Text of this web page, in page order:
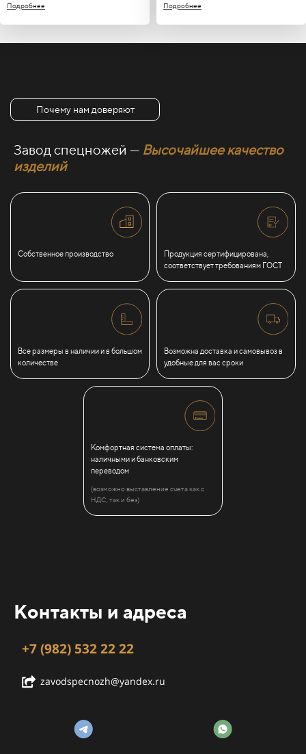
Подробнее Подробнее
Почему нам доверяют
Завод спецножей — Высочайшее качество
изделий
Собственное производство
Продукция сертифицирована,
соответствует требованиям ГОСТ
Все размеры в наличии и в большом
количестве
Возможна доставка и самовывоз в
удобные для вас сроки
Комфортная система оплаты:
наличными и банковским
переводом
(возможно выставление счета как с
НДС, так и без)
Контакты и адреса
+7 (982) 532 22 22
zavodspecnozh@yandex.ru